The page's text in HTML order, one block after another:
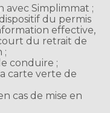
avec Simplimmat ;
du permis
effective,
du retrait de
;
conduire ;
carte verte de
cas de mise en